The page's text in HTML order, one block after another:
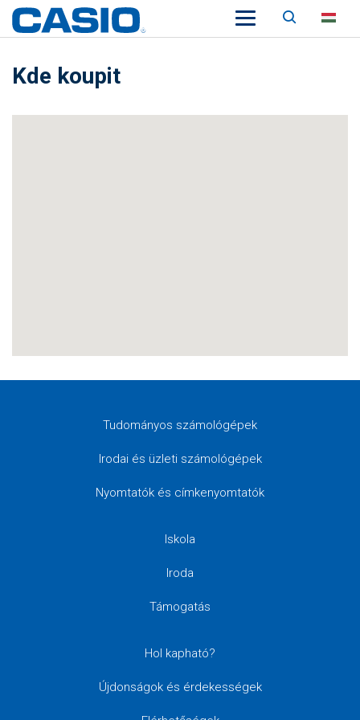
Keresés
Kde koupit
Tudományos számológépek
Irodai és üzleti számológépek
Nyomtatók és címkenyomtatók
Iskola
Iroda
Támogatás
Hol kapható?
Újdonságok és érdekességek